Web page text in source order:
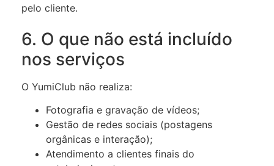
pelo cliente.
6. O que não está incluído
nos serviços
O YumiClub não realiza:
Fotografia e gravação de vídeos;
Gestão de redes sociais (postagens
orgânicas e interação);
Atendimento a clientes finais do